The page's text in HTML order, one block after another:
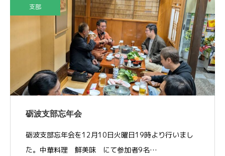
支部
砺波支部忘年会
砺波支部忘年会を12月10日火曜日19時より行いまし
た。中華料理 鮮美味 にて参加者9名…